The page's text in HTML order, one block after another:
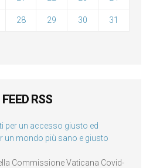
28 29 30 31
FEED RSS
per un accesso giusto ed
un mondo più sano e giusto
Commissione Vaticana Covid-